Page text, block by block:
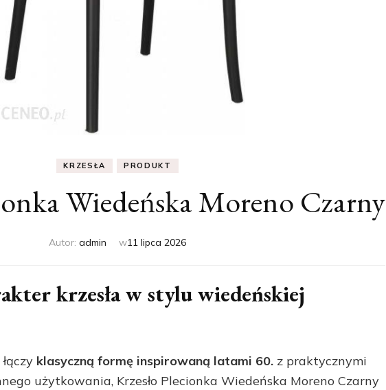
KRZESŁA PRODUKT
Wiedeńska Moreno Czarny
Autor: admin w11 lipca 2026
krzesła w stylu wiedeńskiej
klasyczną formę inspirowaną latami 60. z praktycznymi
użytkowania, Krzesło Plecionka Wiedeńska Moreno Czarny